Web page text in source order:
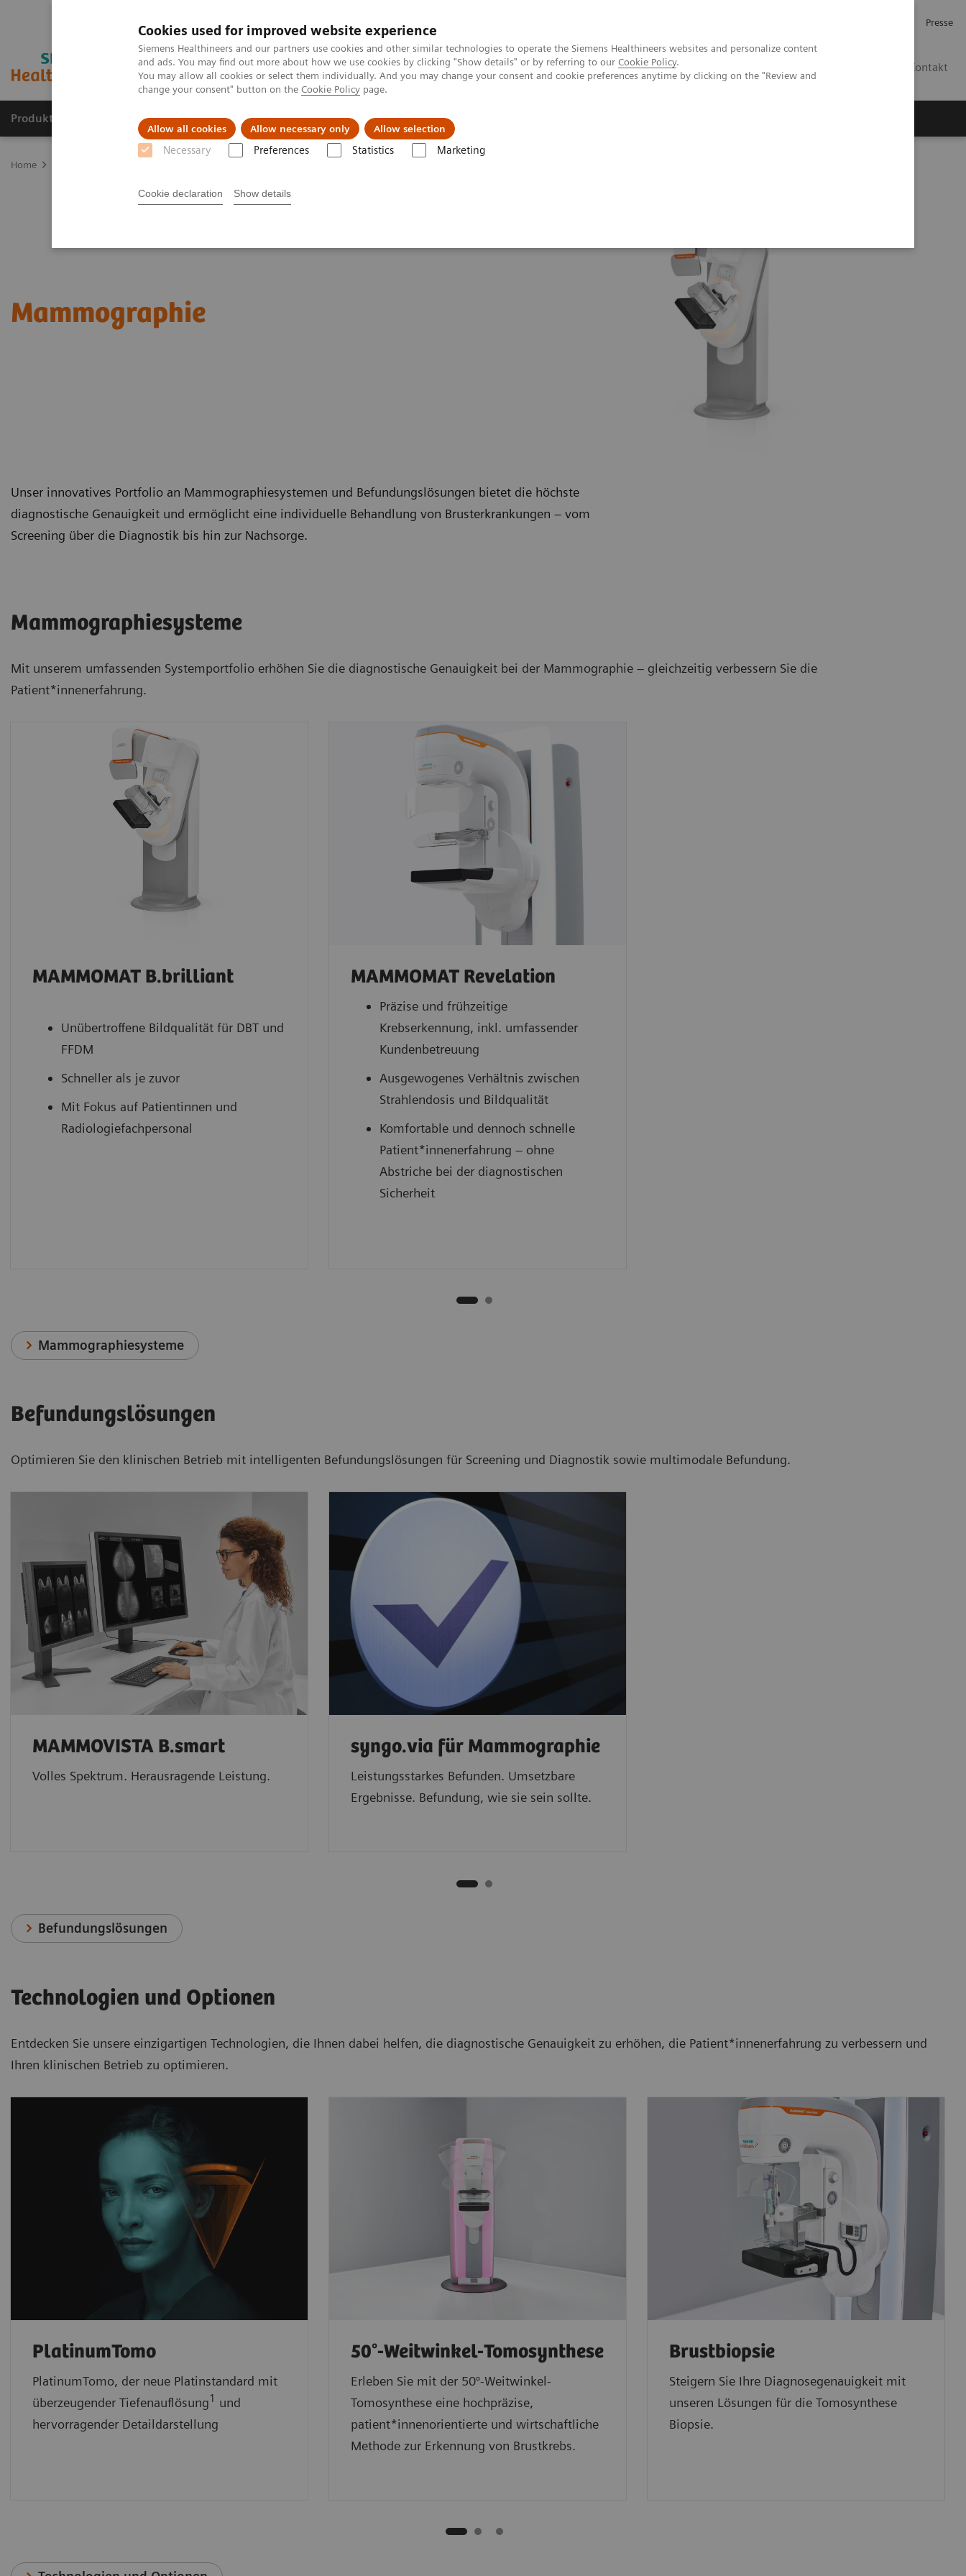
Cookies used for improved website experience
Siemens Healthineers and our partners use cookies and other similar technologies to operate the Siemens Healthineers websites and personalize content
and ads. You may find out more about how we use cookies by clicking "Show details" or by referring to our Cookie Policy.
You may allow all cookies or select them individually. And you may change your consent and cookie preferences anytime by clicking on the "Review and
change your consent" button on the Cookie Policy page.
Allow all cookies Allow necessary only Allow selection
Necessary Preferences Statistics Marketing
Cookie declaration Show details
Presse
Kontakt
Produkte & Services Fachbereiche News & Events Über uns
Home
Mammographie
Unser innovatives Portfolio an Mammographiesystemen und Befundungslösungen bietet die höchste
diagnostische Genauigkeit und ermöglicht eine individuelle Behandlung von Brusterkrankungen – vom
Screening über die Diagnostik bis hin zur Nachsorge.
Mammographiesysteme
Mit unserem umfassenden Systemportfolio erhöhen Sie die diagnostische Genauigkeit bei der Mammographie – gleichzeitig verbessern Sie die
Patient*innenerfahrung.
MAMMOMAT B.brilliant
Unübertroffene Bildqualität für DBT und
FFDM
Schneller als je zuvor
Mit Fokus auf Patientinnen und
Radiologiefachpersonal
MAMMOMAT Revelation
Präzise und frühzeitige
Krebserkennung, inkl. umfassender
Kundenbetreuung
Ausgewogenes Verhältnis zwischen
Strahlendosis und Bildqualität
Komfortable und dennoch schnelle
Patient*innenerfahrung – ohne
Abstriche bei der diagnostischen
Sicherheit
Mammographiesysteme
Befundungslösungen
Optimieren Sie den klinischen Betrieb mit intelligenten Befundungslösungen für Screening und Diagnostik sowie multimodale Befundung.
MAMMOVISTA B.smart
Volles Spektrum. Herausragende Leistung.
syngo.via ​für Mammographie
Leistungsstarkes Befunden. Umsetzbare
Ergebnisse. Befundung, wie sie sein sollte.
Befundungslösungen
Technologien und Optionen
Entdecken Sie unsere einzigartigen Technologien, die Ihnen dabei helfen, die diagnostische Genauigkeit zu erhöhen, die Patient*innenerfahrung zu verbessern und
Ihren klinischen Betrieb zu optimieren.
PlatinumTomo
PlatinumTomo, der neue Platinstandard mit
überzeugender Tiefenauflösung1 und
hervorragender Detaildarstellung
50°-Weitwinkel-Tomosynthese
Erleben Sie mit der 50°-Weitwinkel-
Tomosynthese eine hochpräzise,
patient*innenorientierte und wirtschaftliche
Methode zur Erkennung von Brustkrebs.
Brustbiopsie
Steigern Sie Ihre Diagnosegenauigkeit mit
unseren Lösungen für die Tomosynthese
Biopsie.